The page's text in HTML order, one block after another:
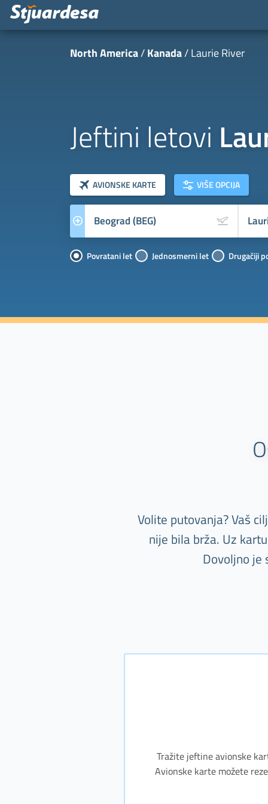
North America Kanada Laurie River
Jeftini letovi
AVIONSKE KARTE Prevoznik
klasa letova
VIŠE OPCIJA
Povratani let Jednosmerni let Drugačiji
Volite putovanja? Vaš
nije bila brža. Uz
Dovoljno je
Tražite jeftine avionske
Avionske karte možete